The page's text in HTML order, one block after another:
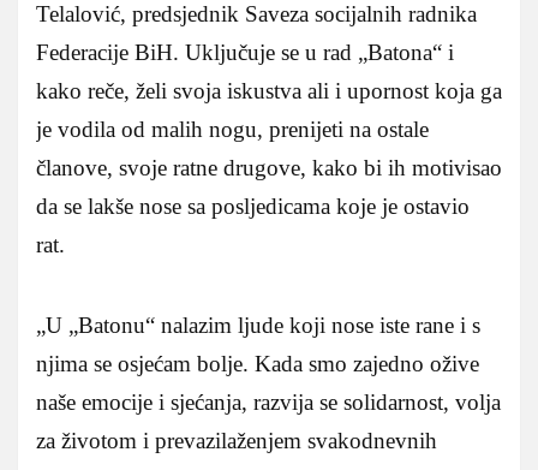
Telalović, predsjednik Saveza socijalnih radnika
Federacije BiH. Uključuje se u rad „Batona“ i
kako reče, želi svoja iskustva ali i upornost koja ga
je vodila od malih nogu, prenijeti na ostale
članove, svoje ratne drugove, kako bi ih motivisao
da se lakše nose sa posljedicama koje je ostavio
rat.
„U „Batonu“ nalazim ljude koji nose iste rane i s
njima se osjećam bolje. Kada smo zajedno ožive
naše emocije i sjećanja, razvija se solidarnost, volja
za životom i prevazilaženjem svakodnevnih